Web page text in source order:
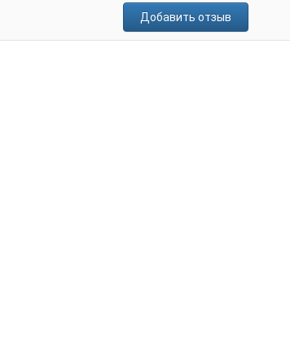
Добавить отзыв